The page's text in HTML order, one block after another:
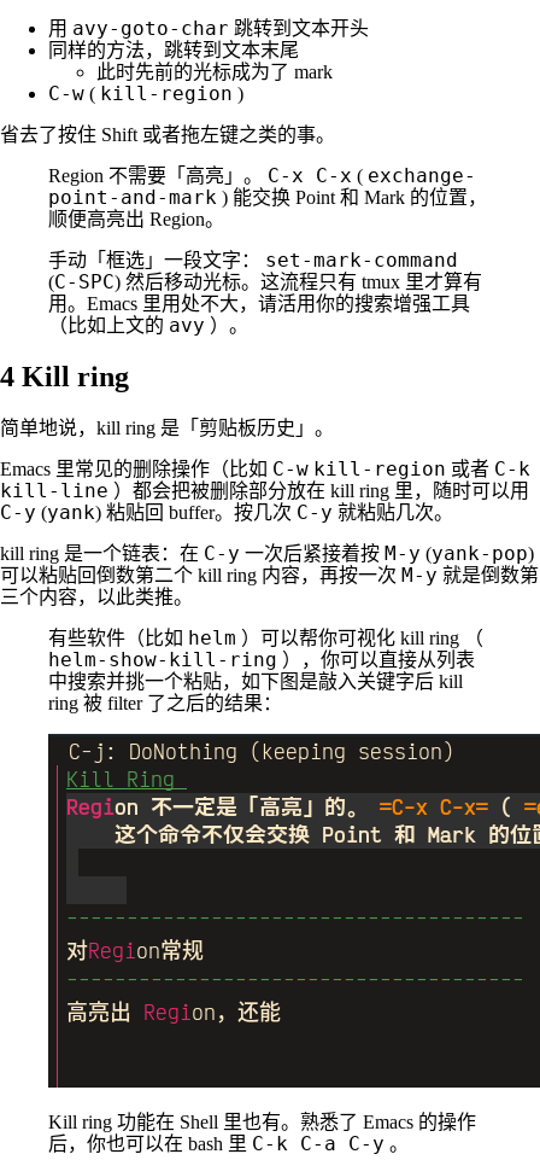
用 avy-goto-char 跳转到文本开头
同样的方法，跳转到文本末尾
此时先前的光标成为了 mark
C-w ( kill-region )
省去了按住 Shift 或者拖左键之类的事。
Region 不需要「高亮」。 C-x C-x ( exchange-
point-and-mark ) 能交换 Point 和 Mark 的位置，
顺便高亮出 Region。
手动「框选」一段文字： set-mark-command
(C-SPC) 然后移动光标。这流程只有 tmux 里才算有
用。Emacs 里用处不大，请活用你的搜索增强工具
（比如上文的 avy ）。
4 Kill ring
简单地说，kill ring 是「剪贴板历史」。
Emacs 里常见的删除操作（比如 C-w kill-region 或者 C-k
kill-line ）都会把被删除部分放在 kill ring 里，随时可以用
C-y (yank) 粘贴回 buffer。按几次 C-y 就粘贴几次。
kill ring 是一个链表：在 C-y 一次后紧接着按 M-y (yank-pop)
可以粘贴回倒数第二个 kill ring 内容，再按一次 M-y 就是倒数第
三个内容，以此类推。
有些软件（比如 helm ）可以帮你可视化 kill ring （
helm-show-kill-ring ），你可以直接从列表
中搜索并挑一个粘贴，如下图是敲入关键字后 kill
ring 被 filter 了之后的结果：
Kill ring 功能在 Shell 里也有。熟悉了 Emacs 的操作
后，你也可以在 bash 里 C-k C-a C-y 。